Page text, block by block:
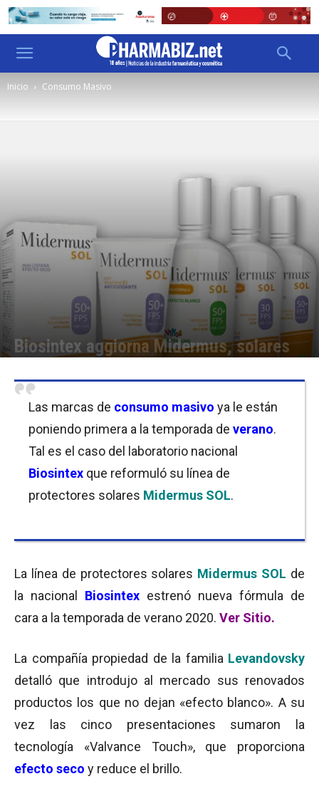
Inicio Consumo Masivo
Biosintex aggiorna Midermus, solares
Las marcas de consumo masivo ya le están
poniendo primera a la temporada de verano.
Tal es el caso del laboratorio nacional
Biosintex que reformuló su línea de
protectores solares Midermus SOL.
La línea de protectores solares Midermus SOL de
la nacional Biosintex estrenó nueva fórmula de
cara a la temporada de verano 2020. Ver Sitio.
La compañía propiedad de la familia Levandovsky
detalló que introdujo al mercado sus renovados
productos los que no dejan «efecto blanco». A su
vez las cinco presentaciones sumaron la
tecnología «Valvance Touch», que proporciona
efecto seco y reduce el brillo.